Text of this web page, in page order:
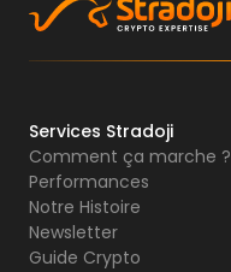
Services Stradoji
Comment ça marche ?
Performances
Notre Histoire
Newsletter
Guide Crypto